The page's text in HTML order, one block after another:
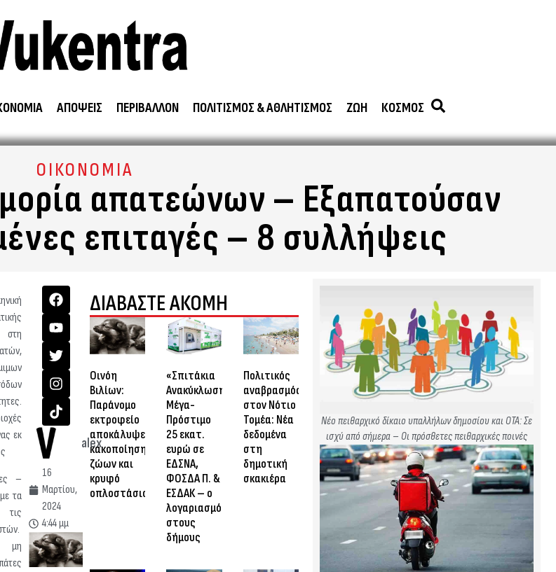
ΑΠΟΨΕΙΣ ΠΕΡΙΒΑΛΛΟΝ ΠΟΛΙΤΙΣΜΟΣ & ΑΘΛΗΤΙΣΜΟΣ ΖΩΗ ΚΟΣΜΟΣ
ΟΙΚΟΝΟΜΙΑ
απατεώνων – Εξαπατούσαν
επιταγές – 8 συλλήψεις
εκ
–
τα
τις
μη
alex
16
Μαρτίου,
2024
4:44 μμ
ΔΙΑΒΑΣΤΕ ΑΚΟΜΗ
Οινόη
Βιλίων:
Παράνομο
εκτροφείο
αποκάλυψε
κακοποίηση
ζώων και
κρυφό
οπλοστάσιο
«Σπιτάκια
Ανακύκλωσης»:
Μέγα-
Πρόστιμο
25 εκατ.
ευρώ σε
ΕΔΣΝΑ,
ΦΟΣΔΑ Π. &
ΕΣΔΑΚ – ο
λογαριασμός
στους
δήμους
Πολιτικός
αναβρασμός
στον Νότιο
Τομέα: Νέα
δεδομένα
στη
δημοτική
σκακιέρα
Νέο πειθαρχικό δίκαιο υπαλλήλων δημοσίου και ΟΤΑ: Σε
ισχύ από σήμερα – Οι πρόσθετες πειθαρχικές ποινές